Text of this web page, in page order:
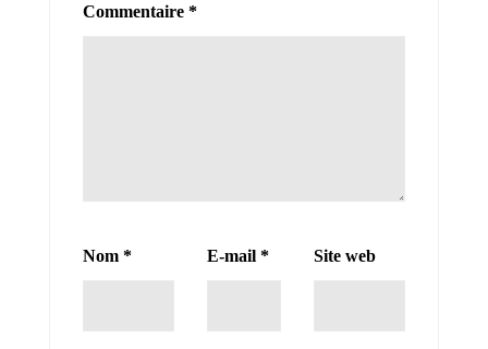
Commentaire *
Nom * E-mail * Site web